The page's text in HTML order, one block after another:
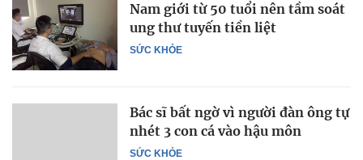
SỨC KHỎE
Nam giới từ 50 tuổi nên tầm soát
ung thư tuyến tiền liệt
SỨC KHỎE
Bác sĩ bất ngờ vì người đàn ông tự
nhét 3 con cá vào hậu môn